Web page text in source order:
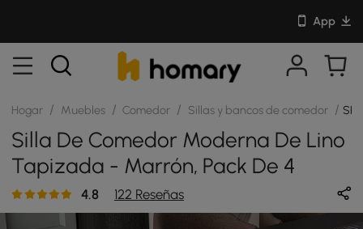
App
Hogar / Muebles / Comedor / Sillas y bancos de comedor /
Silla De Comedor Moderna De Lino
Tapizada - Marrón, Pack De 4
4.8 122 Reseñas